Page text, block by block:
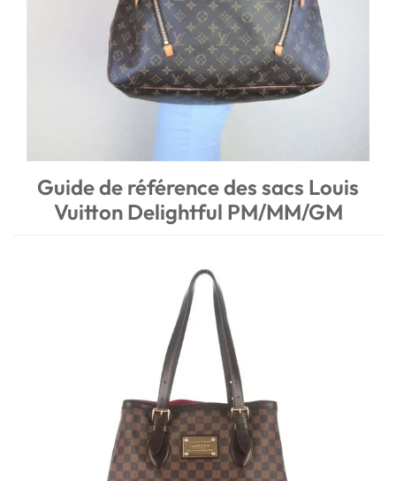
Guide de référence des sacs Louis
Vuitton Delightful PM/MM/GM